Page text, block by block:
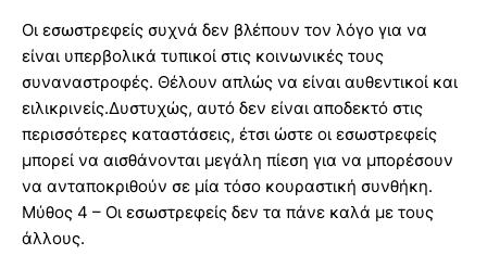
Οι εσωστρεφείς συχνά δεν βλέπουν τον λόγο για να
είναι υπερβολικά τυπικοί στις κοινωνικές τους
συναναστροφές. Θέλουν απλώς να είναι αυθεντικοί και
ειλικρινείς.Δυστυχώς, αυτό δεν είναι αποδεκτό στις
περισσότερες καταστάσεις, έτσι ώστε οι εσωστρεφείς
μπορεί να αισθάνονται μεγάλη πίεση για να μπορέσουν
να ανταποκριθούν σε μία τόσο κουραστική συνθήκη.
Μύθος 4 – Οι εσωστρεφείς δεν τα πάνε καλά με τους
άλλους.